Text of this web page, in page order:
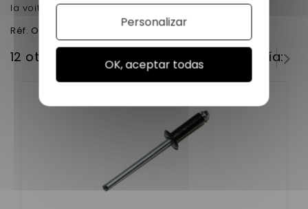
la voiture sans permis EN ABS pret a peindre .
Réf. Origine
12 otros productos en la misma categoría:
OK, aceptar todas
Personalizar